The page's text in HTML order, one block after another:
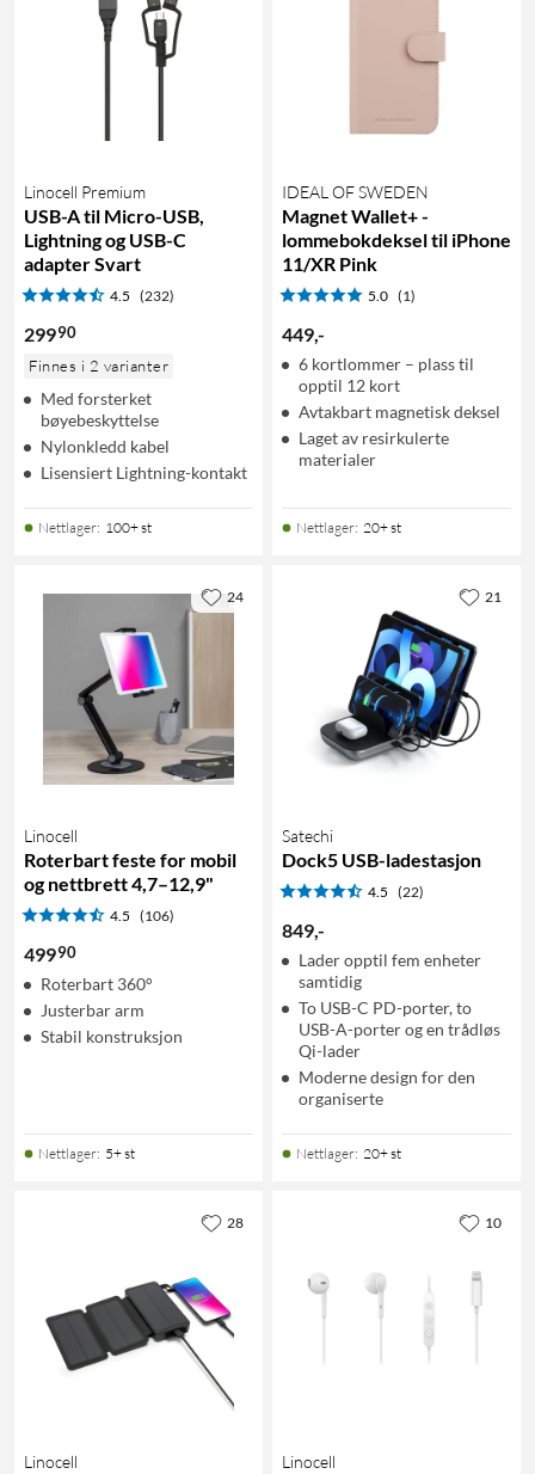
Linocell Premium
USB-A til Micro-USB,
Lightning og USB-C
adapter Svart
4.5 (232)
29990
Finnes i 2 varianter
Med forsterket
bøyebeskyttelse
Nylonkledd kabel
Lisensiert Lightning-kontakt
Nettlager: 100+ st
IDEAL OF SWEDEN
Magnet Wallet+ -
lommebokdeksel til iPhone
11/XR Pink
5.0 (1)
449,-
6 kortlommer – plass til
opptil 12 kort
Avtakbart magnetisk deksel
Laget av resirkulerte
materialer
Nettlager: 20+ st
Linocell
Roterbart feste for mobil
og nettbrett 4,7–12,9"
4.5 (106)
49990
Roterbart 360°
Justerbar arm
Stabil konstruksjon
Nettlager: 5+ st
24
Satechi
Dock5 USB-ladestasjon
4.5 (22)
849,-
Lader opptil fem enheter
samtidig
To USB-C PD-porter, to
USB-A-porter og en trådløs
Qi-lader
Moderne design for den
organiserte
Nettlager: 20+ st
21
Linocell
28
Linocell
10